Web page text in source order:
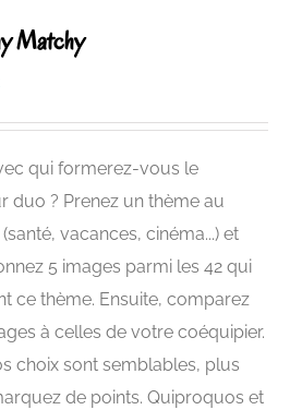
Matchy
qui formerez-vous le
duo ? Prenez un thème au
vacances, cinéma...) et
5 images parmi les 42 qui
ce thème. Ensuite, comparez
à celles de votre coéquipier.
choix sont semblables, plus
de points. Quiproquos et